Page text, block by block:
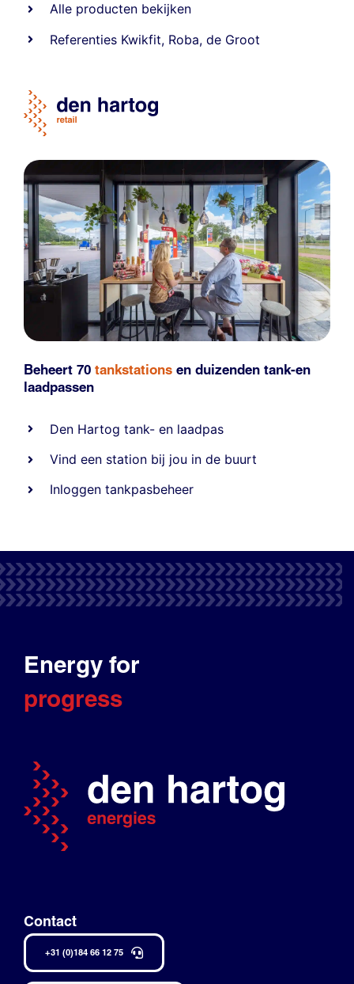
Alle producten bekijken
Referenties Kwikfit, Roba,de Groot
Beheert 70 tankstations en duizenden tank-en
laadpassen
Den Hartog tank- en laadpas
Vind een station bij jou in de buurt
Inloggen tankpasbeheer
Energy for
progress
Contact
+31 (0)184 66 12 75